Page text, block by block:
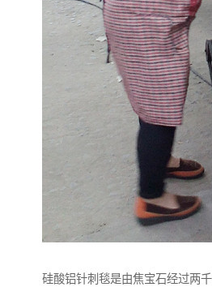
硅酸铝针刺毯是由焦宝石经过两